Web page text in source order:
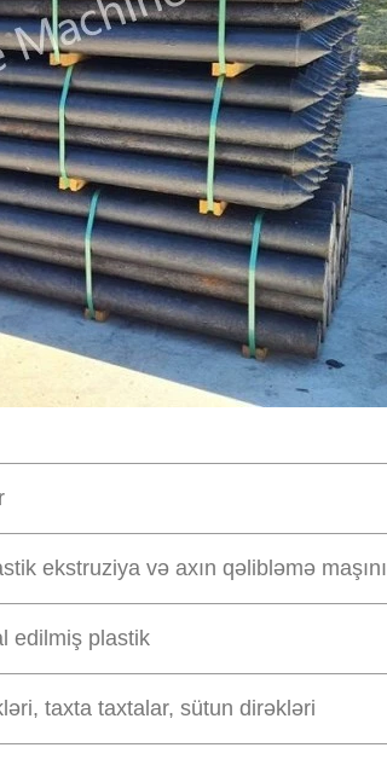
ekstruziya və axın qəlibləmə maşını
edilmiş plastik
taxta taxtalar, sütun dirəkləri